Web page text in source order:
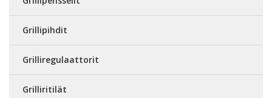
Grillipihdit
Grilliregulaattorit
Grilliritilät